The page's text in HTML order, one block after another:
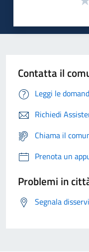
Contatta il
Leggi le
Richiedi
Chiama il
Prenota un
Problemi in
Segnala